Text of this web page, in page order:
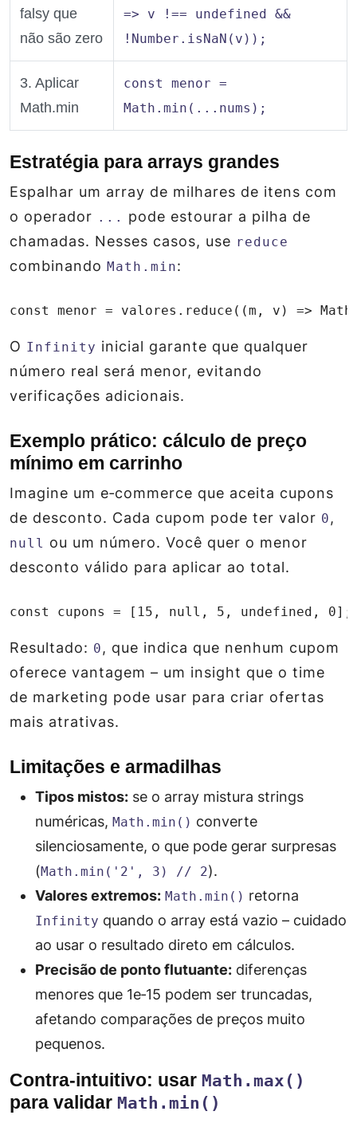
falsy que
não são zero
=> v !== undefined &&
!Number.isNaN(v));
3. Aplicar
Math.min
const menor =
Math.min(...nums);
Estratégia para arrays grandes
Espalhar um array de milhares de itens com
o operador ...
pode estourar a pilha de
chamadas. Nesses casos, use reduce
combinando Math.min:
const menor = valores.reduce((m, v) =>
O Infinity inicial garante que qualquer
número real será menor, evitando
verificações adicionais.
Exemplo prático: cálculo de preço
mínimo em carrinho
Imagine um e‑commerce que aceita cupons
de desconto. Cada cupom pode ter valor 0 ,
null ou um número. Você quer o menor
desconto válido para aplicar ao total.
const cupons = [15, null, 5, undefined, 0];
Resultado: 0 , que indica que nenhum cupom
oferece vantagem – um insight que o time
de marketing pode usar para criar ofertas
mais atrativas.
Limitações e armadilhas
Tipos mistos: se o array mistura strings
numéricas, Math.min() converte
silenciosamente, o que pode gerar surpresas
(Math.min('2', 3) // 2).
Valores extremos: Math.min() retorna
Infinity quando o array está vazio – cuidado
ao usar o resultado direto em cálculos.
Precisão de ponto flutuante: diferenças
menores que 1e‑15 podem ser truncadas,
afetando comparações de preços muito
pequenos.
Contra‑intuitivo: usar Math.max()
para validar Math.min()